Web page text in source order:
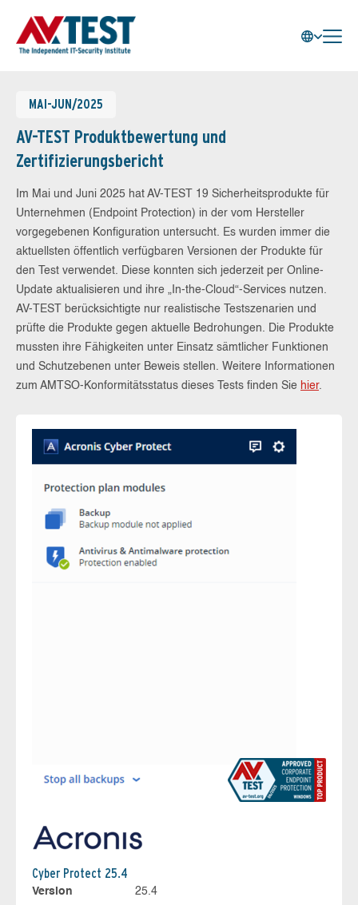
MAI-JUN/2025
AV-TEST Produktbewertung und
Zertifizierungsbericht
Im Mai und Juni 2025 hat AV-TEST 19 Sicherheitsprodukte für
Unternehmen (Endpoint Protection) in der vom Hersteller
vorgegebenen Konfiguration untersucht. Es wurden immer die
aktuellsten öffentlich verfügbaren Versionen der Produkte für
den Test verwendet. Diese konnten sich jederzeit per Online-
Update aktualisieren und ihre „In-the-Cloud“-Services nutzen.
AV-TEST berücksichtigte nur realistische Testszenarien und
prüfte die Produkte gegen aktuelle Bedrohungen. Die Produkte
mussten ihre Fähigkeiten unter Einsatz sämtlicher Funktionen
und Schutzebenen unter Beweis stellen. Weitere Informationen
zum AMTSO-Konformitätsstatus dieses Tests finden Sie hier.
Cyber Protect 25.4
Version
25.4